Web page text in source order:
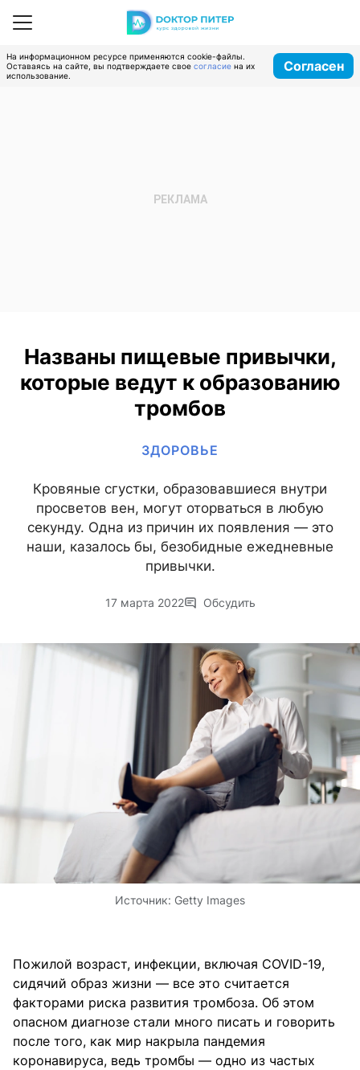
На информационном ресурсе применяются cookie-файлы.
Оставаясь на сайте, вы подтверждаете свое согласие на их
использование.
Согласен
Названы пищевые привычки,
которые ведут к образованию
тромбов
ЗДОРОВЬЕ
Кровяные сгустки, образовавшиеся внутри
просветов вен, могут оторваться в любую
секунду. Одна из причин их появления — это
наши, казалось бы, безобидные ежедневные
привычки.
17 марта 2022 Обсудить
Источник: Getty Images
Пожилой возраст, инфекции, включая COVID-19,
сидячий образ жизни — все это считается
факторами риска развития тромбоза. Об этом
опасном диагнозе стали много писать и говорить
после того, как мир накрыла пандемия
коронавируса, ведь тромбы — одно из частых